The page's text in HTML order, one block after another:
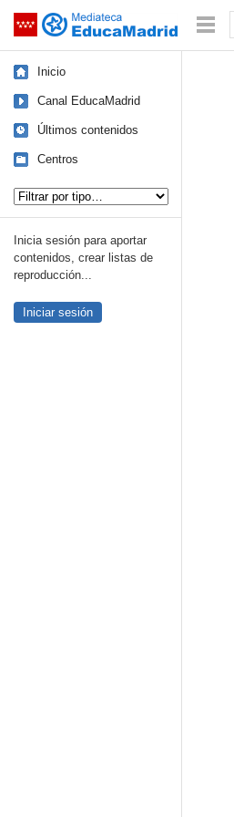
Saltar navegación
Inicio
Canal EducaMadrid
Últimos contenidos
Centros
Inicia sesión para aportar
contenidos, crear listas de
reproducción...
Iniciar sesión